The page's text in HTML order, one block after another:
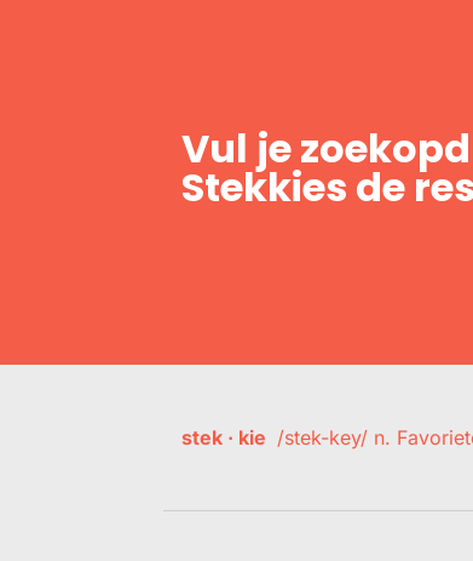
Vul je
Stekkies de
stek · kie /stek-key/ n.